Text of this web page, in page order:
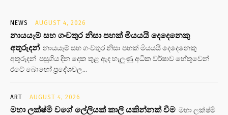
NEWS AUGUST 4, 2026
නායයෑම් සහ ගංවතුර නිසා පහක් මියයයි දෙදෙනෙකු
අතුරුදන් නායයෑම් සහ ගංවතුර නිසා පහක් මියයයි දෙදෙනෙකු
අතුරුදන් පසුගිය දින දෙක තුළ ඇද හැලුණු අධික වර්ෂාව හේතුවෙන්
රටේ බොහෝ ප්‍රදේශවල...
ART AUGUST 4, 2026
මහා ලක්ෂ්මි වගේ ලේලියක් කාලි යකින්නක් වීම මහා ලක්ෂ්මි